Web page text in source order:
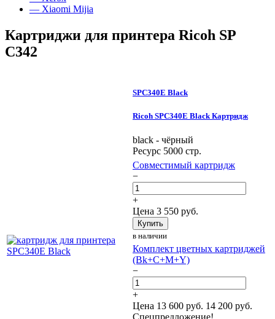
— Xiaomi Mijia
Картриджи для принтера Ricoh SP
C342
SPC340E Black
Ricoh SPC340E Black Картридж
black - чёрный
Ресурс 5000 стр.
Совместимый картридж
−
+
Цена 3 550 руб.
Купить
в наличии
Комплект цветных картриджей
(Bk+C+M+Y)
−
+
Цена 13 600 руб. 14 200 руб.
Спецпредложение!